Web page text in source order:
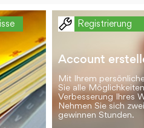
Registrierung
Account
Mit Ihrem
Sie alle
Verbesserung Ihres
Nehmen Sie sich
gewinnen Stunden.